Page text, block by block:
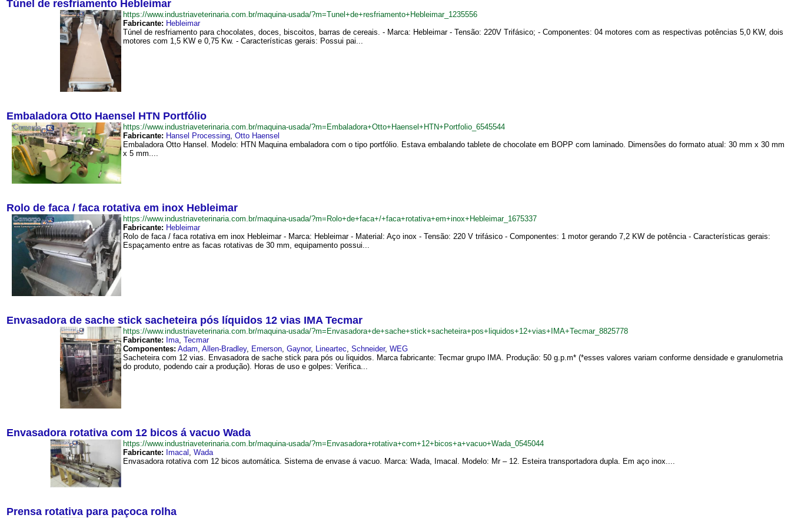
Túnel de resfriamento Hebleimar
https://www.industriaveterinaria.com.br/maquina-usada/?m=Tunel+de+resfriamento+Hebleimar_1235556
Fabricante: Hebleimar
Túnel de resfriamento para chocolates, doces, biscoitos, barras de cereais. - Marca: Hebleimar - Tensão: 220V Trifásico; - Componentes: 04 motores com as respectivas potências 5,0 KW, dois
motores com 1,5 KW e 0,75 Kw. - Características gerais: Possui pai...
Embaladora Otto Haensel HTN Portfólio
https://www.industriaveterinaria.com.br/maquina-usada/?m=Embaladora+Otto+Haensel+HTN+Portfolio_6545544
Fabricante: Hansel Processing, Otto Haensel
Embaladora Otto Hansel. Modelo: HTN Maquina embaladora com o tipo portfólio. Estava embalando tablete de chocolate em BOPP com laminado. Dimensões do formato atual: 30 mm x 30 mm
x 5 mm....
Rolo de faca / faca rotativa em inox Hebleimar
https://www.industriaveterinaria.com.br/maquina-usada/?m=Rolo+de+faca+/+faca+rotativa+em+inox+Hebleimar_1675337
Fabricante: Hebleimar
Rolo de faca / faca rotativa em inox Hebleimar - Marca: Hebleimar - Material: Aço inox - Tensão: 220 V trifásico - Componentes: 1 motor gerando 7,2 KW de potência - Características gerais:
Espaçamento entre as facas rotativas de 30 mm, equipamento possui...
Envasadora de sache stick sacheteira pós líquidos 12 vias IMA Tecmar
https://www.industriaveterinaria.com.br/maquina-usada/?m=Envasadora+de+sache+stick+sacheteira+pos+liquidos+12+vias+IMA+Tecmar_8825778
Fabricante: Ima, Tecmar
Componentes: Adam, Allen-Bradley, Emerson, Gaynor, Lineartec, Schneider, WEG
Sacheteira com 12 vias. Envasadora de sache stick para pós ou liquidos. Marca fabricante: Tecmar grupo IMA. Produção: 50 g.p.m* (*esses valores variam conforme densidade e granulometria
do produto, podendo cair a produção). Horas de uso e golpes: Verifica...
Envasadora rotativa com 12 bicos á vacuo Wada
https://www.industriaveterinaria.com.br/maquina-usada/?m=Envasadora+rotativa+com+12+bicos+a+vacuo+Wada_0545044
Fabricante: Imacal , Wada
Envasadora rotativa com 12 bicos automática. Sistema de envase á vacuo. Marca: Wada, Imacal. Modelo: Mr – 12. Esteira transportadora dupla. Em aço inox....
Prensa rotativa para paçoca rolha